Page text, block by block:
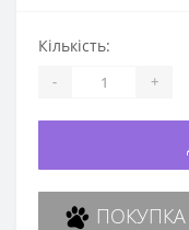
Кількість:
- +
ПОКУПКА